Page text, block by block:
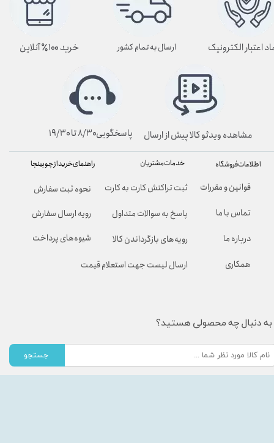
راهنمای خرید از چوبینجا
نحوه ثبت سفارش
رویه ارسال سفارش
شیوه‌های پرداخت
خدمات مشتریان
ثبت تراکنش کارت به کارت
پاسخ به سوالات متداول
رویه‌های بازگرداندن کالا
ارسال لیست جهت استعلام قیمت
اطلاعات فروشگاه
قوانین و مقررات
تماس با ما
درباره ما
همکاری
به دنبال چه محصولی هستید؟
جستجو
ارسال به تمام کشور
پاسخگویی۸/۳۰ تا ۱۹/۳۰
اعتبار الکترونیک خرید ۱۰۰٪ آنلاین
مشاهده ویدئو کالا پیش از ارسال